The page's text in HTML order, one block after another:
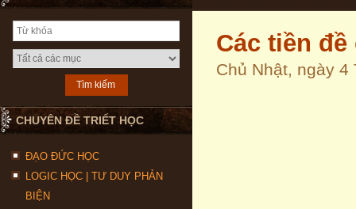
CHUYÊN ĐỀ TRIẾT HỌC
ĐẠO ĐỨC HỌC
LOGIC HỌC | TƯ DUY PHẢN
BIỆN
Các tiền
Chủ Nhật, ngày 4